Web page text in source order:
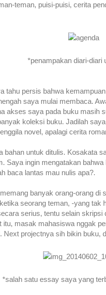
teman, puisi-puisi, cerita
*penampakan diari-diari
tahu persis bahwa
saya mulai membaca.
akses saya pada buku masih
koleksi buku. Jadilah
novel, apalagi cerita
bahan untuk ditulis. Kosakata
Saya ingin mengatakan
baca lantas mau nulis apa?.
banyak orang-orang
seorang teman, -yang
serius, tentu selain
itu, masak mahasiswa nggak
Next projectnya sih bikin buku,
*salah satu essay saya yang